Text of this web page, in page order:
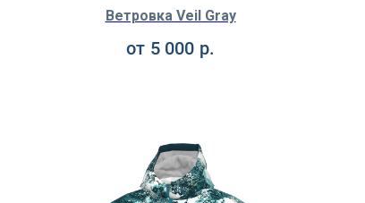
Ветровка Veil Gray
от 5 000 р.